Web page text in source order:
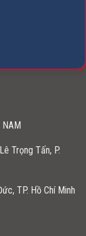
NAM
Trọng Tấn, P.
TP. Hồ Chí Minh